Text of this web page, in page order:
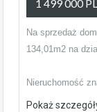
1 499 000
Na sprzedaż
134,01m2 na
Nieruchomość
Pokaż